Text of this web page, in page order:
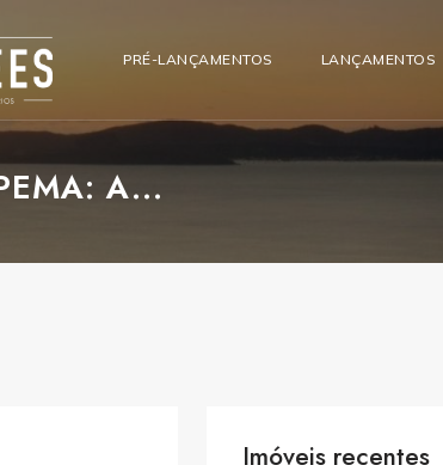
PRÉ-LANÇAMENTOS LANÇAMENTOS
A...
Imóveis recentes